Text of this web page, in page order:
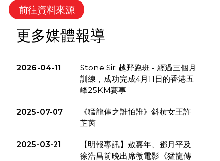
前往資料來源
更多媒體報導
2026-04-11
Stone Sir 越野跑班 - 經過三個月
訓練，成功完成4月11日的香港五
峰25KM賽事
2025-07-07
《猛龍傳之誰怕誰》斜槓女王許
芷茵
2025-03-21
【明報專訊】敖嘉年、鄧月平及
徐浩昌前晚出席微電影《猛龍傳